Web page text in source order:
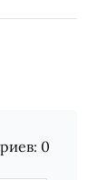
0